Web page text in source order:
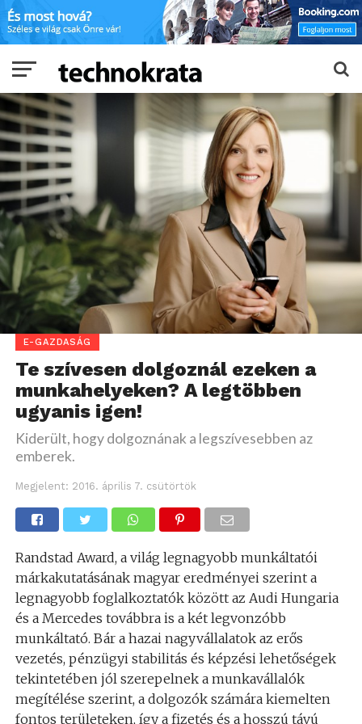
E-GAZDASÁG
Te szívesen dolgoznál ezeken a
munkahelyeken? A legtöbben
ugyanis igen!
Kiderült, hogy dolgoznának a legszívesebben az
emberek.
Megjelent: 2016. április 7. csütörtök
Randstad Award, a világ legnagyobb munkáltatói
márkakutatásának magyar eredményei szerint a
legnagyobb foglalkoztatók között az Audi Hungaria
és a Mercedes továbbra is a két legvonzóbb
munkáltató. Bár a hazai nagyvállalatok az erős
vezetés, pénzügyi stabilitás és képzési lehetőségek
tekintetében jól szerepelnek a munkavállalók
megítélése szerint, a dolgozók számára kiemelten
fontos területeken, így a fizetés és a hosszú távú